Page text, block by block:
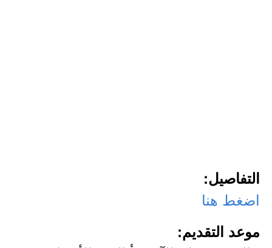
التفاصيل:
اضغط هنا
موعد التقديم: